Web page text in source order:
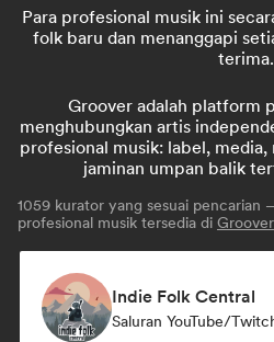
Para profesional musik ini
folk baru dan menanggapi
terima.
Groover adalah platform
menghubungkan artis
profesional musik: label,
jaminan umpan balik
1059 kurator yang sesuai
profesional musik tersedia di Groover
Indie Folk Central